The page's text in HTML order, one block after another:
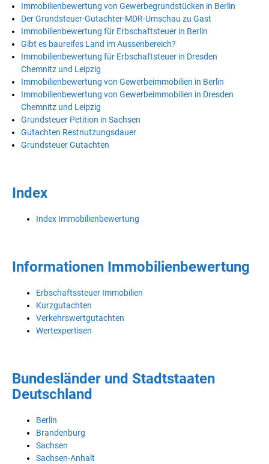
Immobilienbewertung von Gewerbegrundstücken in Berlin
Der Grundsteuer-Gutachter-MDR-Umschau zu Gast
Immobilienbewertung für Erbschaftsteuer in Berlin
Gibt es baureifes Land im Aussenbereich?
Immobilienbewertung für Erbschaftsteuer in Dresden
Chemnitz und Leipzig
Immobilienbewertung von Gewerbeimmobilien in Berlin
Immobilienbewertung von Gewerbeimmobilien in Dresden
Chemnitz und Leipzig
Grundsteuer Petition in Sachsen
Gutachten Restnutzungsdauer
Grundsteuer Gutachten
Index
Index Immobilienbewertung
Informationen Immobilienbewertung
Erbschaftssteuer Immobilien
Kurzgutachten
Verkehrswertgutachten
Wertexpertisen
Bundesländer und Stadtstaaten
Deutschland
Berlin
Brandenburg
Sachsen
Sachsen-Anhalt